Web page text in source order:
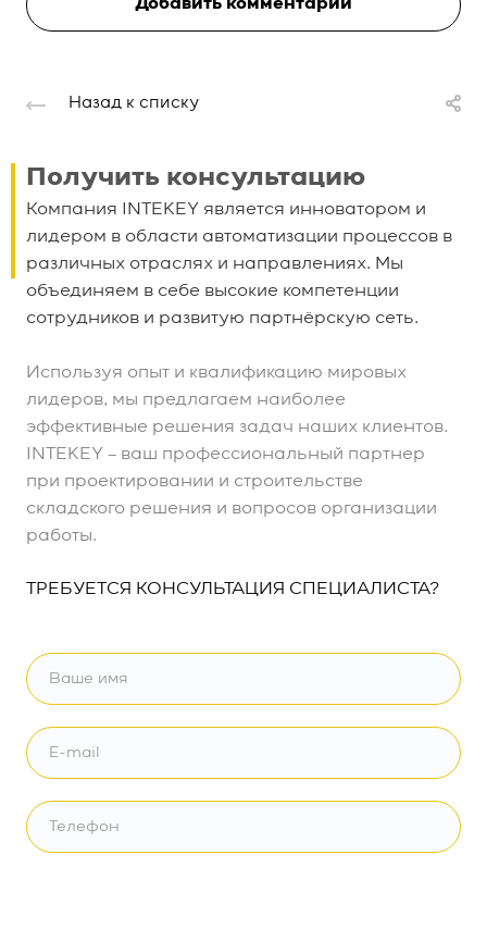
Добавить комментарий
Назад к списку
Получить консультацию
Компания INTEKEY является инноватором и
лидером в области автоматизации процессов в
различных отраслях и направлениях. Мы
объединяем в себе высокие компетенции
сотрудников и развитую партнёрскую сеть.
Используя опыт и квалификацию мировых
лидеров, мы предлагаем наиболее
эффективные решения задач наших клиентов.
INTEKEY – ваш профессиональный партнер
при проектировании и строительстве
складского решения и вопросов организации
работы.
ТРЕБУЕТСЯ КОНСУЛЬТАЦИЯ СПЕЦИАЛИСТА?